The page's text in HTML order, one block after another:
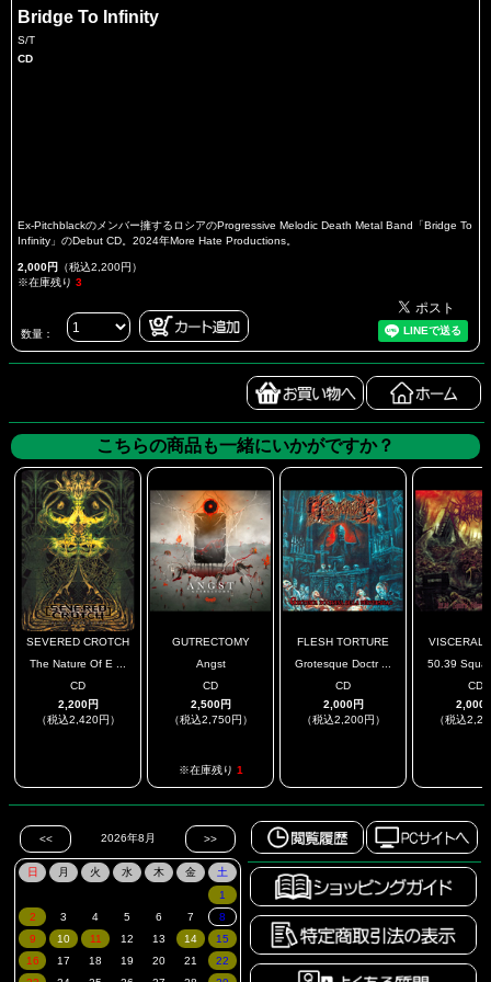
Bridge To Infinity
S/T
CD
Ex-Pitchblackのメンバー擁するロシアのProgressive Melodic Death Metal Band「Bridge To
Infinity」のDebut CD。2024年More Hate Productions。
2,000円 （税込2,200円）
※在庫残り 3
数量：
こちらの商品も一緒にいかがですか？
SEVERED CROTCH
The Nature Of E ...
CD
2,200円
（税込2,420円）
GUTRECTOMY
Angst
CD
2,500円
（税込2,750円）
※在庫残り 1
FLESH TORTURE
Grotesque Doctr ...
CD
2,000円
（税込2,200円）
VISCERAL
50.39
CD
2,000
（税込